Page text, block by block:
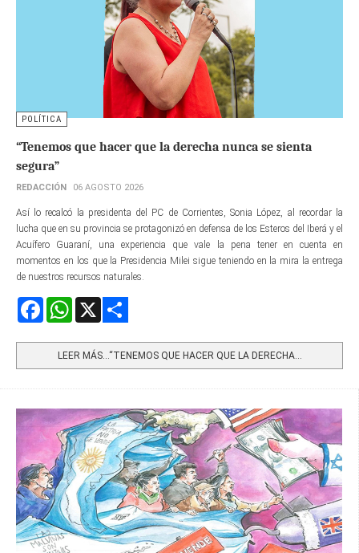
POLÍTICA
“Tenemos que hacer que la derecha nunca se sienta
segura”
REDACCIÓN 06 AGOSTO 2026
Así lo recalcó la presidenta del PC de Corrientes, Sonia López, al recordar la
lucha que en su provincia se protagonizó en defensa de los Esteros del Iberá y el
Acuífero Guaraní, una experiencia que vale la pena tener en cuenta en
momentos en los que la Presidencia Milei sigue teniendo en la mira la entrega
de nuestros recursos naturales.
FacebookWhatsApp
LEER MÁS…“TENEMOS QUE HACER QUE LA DERECHA...